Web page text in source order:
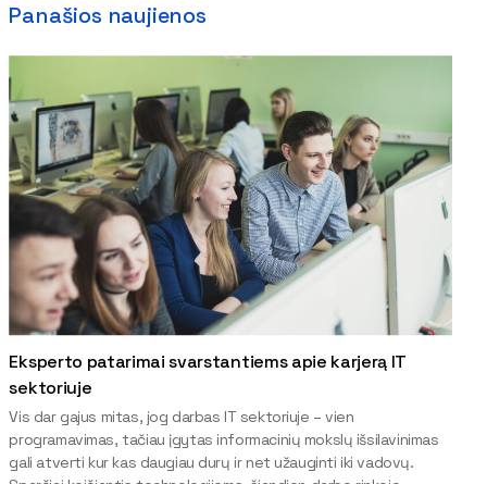
Panašios naujienos
Eksperto patarimai svarstantiems apie karjerą IT
sektoriuje
Vis dar gajus mitas, jog darbas IT sektoriuje – vien
programavimas, tačiau įgytas informacinių mokslų išsilavinimas
gali atverti kur kas daugiau durų ir net užauginti iki vadovų.